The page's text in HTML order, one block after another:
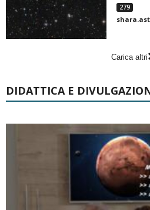
279
Carica altri
DIDATTICA E